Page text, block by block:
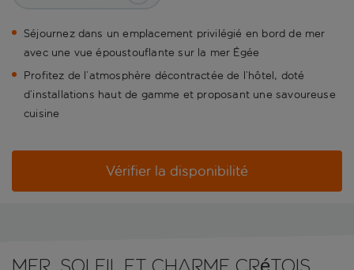
Séjournez dans un emplacement privilégié en bord de mer
avec une vue époustouflante sur la mer Égée
Profitez de l’atmosphère décontractée de l’hôtel, doté
d’installations haut de gamme et proposant une savoureuse
cuisine
Vérifier la disponibilité